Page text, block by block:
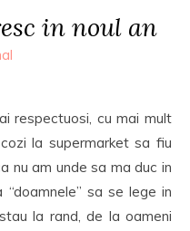
in noul an
respectuosi, cu mai mult
la supermarket sa fiu
nu am unde sa ma duc in
sa se lege in
la rand, de la oameni